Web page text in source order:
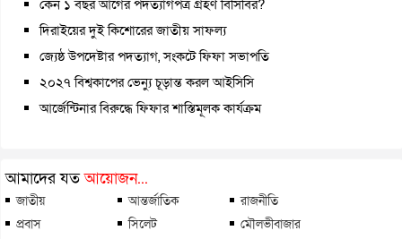
কেন ১ বছর আগের পদত্যাগপত্র গ্রহণ বিসিবির?
দিরাইয়ের দুই কিশোরের জাতীয় সাফল্য
জ্যেষ্ঠ উপদেষ্টার পদত্যাগ, সংকটে ফিফা সভাপতি
২০২৭ বিশ্বকাপের ভেন্যু চূড়ান্ত করল আইসিসি
আর্জেন্টিনার বিরুদ্ধে ফিফার শাস্তিমূলক কার্যক্রম
আমাদের যতআয়োজন...
জাতীয় আন্তর্জাতিক
রাজনীতি
প্রবাস
সিলেট
মৌলভীবাজার